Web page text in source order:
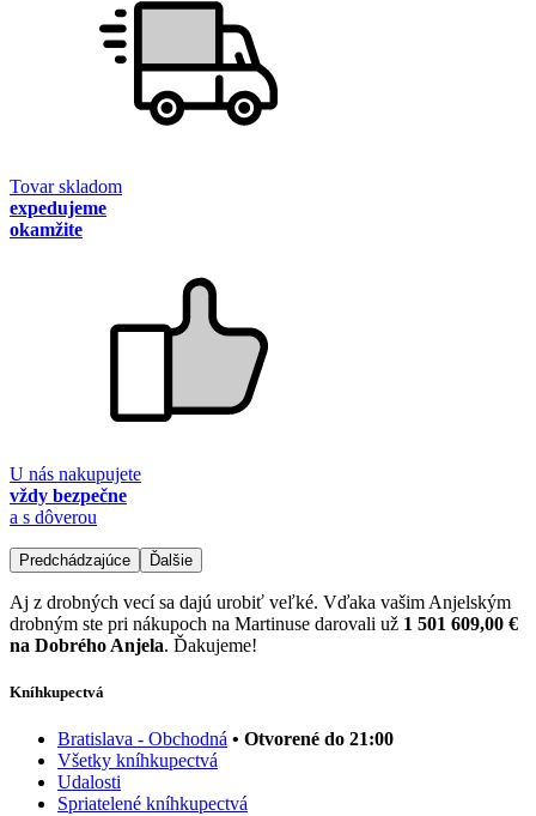
Tovar skladom
expedujeme
okamžite
U nás nakupujete
vždy bezpečne
a s dôverou
Predchádzajúce Ďalšie
Aj z drobných vecí sa dajú urobiť veľké. Vďaka vašim Anjelským
drobným ste pri nákupoch na Martinuse darovali už 1 501 609,00 €
na Dobrého Anjela. Ďakujeme!
Kníhkupectvá
Bratislava - Obchodná • Otvorené do 21:00
Všetky kníhkupectvá
Udalosti
Spriatelené kníhkupectvá